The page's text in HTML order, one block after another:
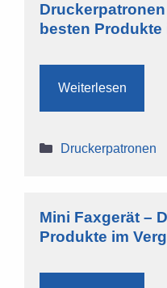
besten Produkte
Weiterlesen
Kategorien
Druckerpatronen
Mini Faxgerät –
Produkte im